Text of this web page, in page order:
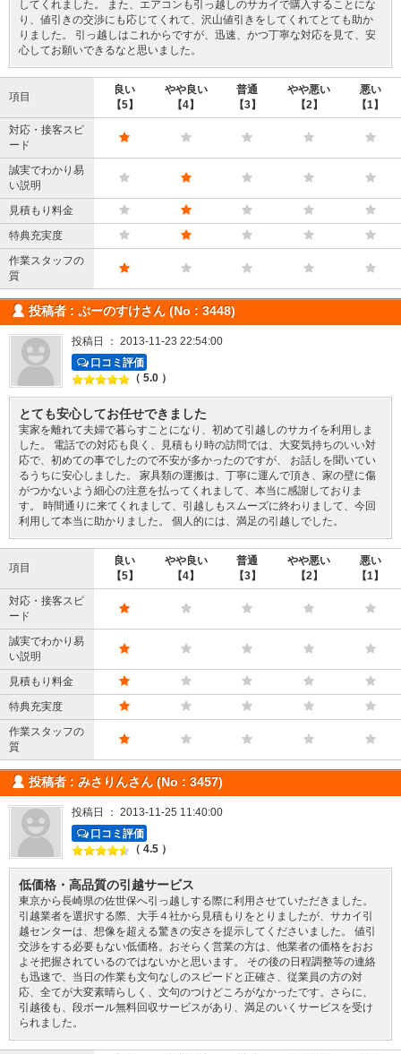
してくれました。 また、エアコンも引っ越しのサカイで購入することにな
り、値引きの交渉にも応じてくれて、沢山値引きをしてくれてとても助か
りました。 引っ越しはこれからですが、迅速、かつ丁寧な対応を見て、安
心してお願いできるなと思いました。
項目
良い
【5】
やや良い
【4】
普通
【3】
やや悪い
【2】
悪い
【1】
対応・接客スピ
ード
誠実でわかり易
い説明
見積もり料金
特典充実度
作業スタッフの
質
投稿者 : ぷーのすけさん (No : 3448)
投稿日 ： 2013-11-23 22:54:00
口コミ評価
（ 5.0 ）
とても安心してお任せできました
実家を離れて夫婦で暮らすことになり、初めて引越しのサカイを利用しま
した。 電話での対応も良く、見積もり時の訪問では、大変気持ちのいい対
応で、初めての事でしたので不安が多かったのですが、 お話しを聞いてい
るうちに安心しました。 家具類の運搬は、丁寧に運んで頂き、家の壁に傷
がつかないよう細心の注意を払ってくれまして、本当に感謝しておりま
す。 時間通りに来てくれまして、引越しもスムーズに終わりまして、今回
利用して本当に助かりました。 個人的には、満足の引越しでした。
項目
良い
【5】
やや良い
【4】
普通
【3】
やや悪い
【2】
悪い
【1】
対応・接客スピ
ード
誠実でわかり易
い説明
見積もり料金
特典充実度
作業スタッフの
質
投稿者 : みさりんさん (No : 3457)
投稿日 ： 2013-11-25 11:40:00
口コミ評価
（ 4.5 ）
低価格・高品質の引越サービス
東京から長崎県の佐世保へ引っ越しする際に利用させていただきました。
引越業者を選択する際、大手４社から見積もりをとりましたが、サカイ引
越センターは、想像を超える驚きの安さを提示してくださいました。 値引
交渉をする必要もない低価格。おそらく営業の方は、他業者の価格をおお
よそ把握されているのではないかと思います。 その後の日程調整等の連絡
も迅速で、当日の作業も文句なしのスピードと正確さ、従業員の方の対
応、全てが大変素晴らしく、文句のつけどころがなかったです。さらに、
引越後も、段ボール無料回収サービスがあり、満足のいくサービスを受け
られました。